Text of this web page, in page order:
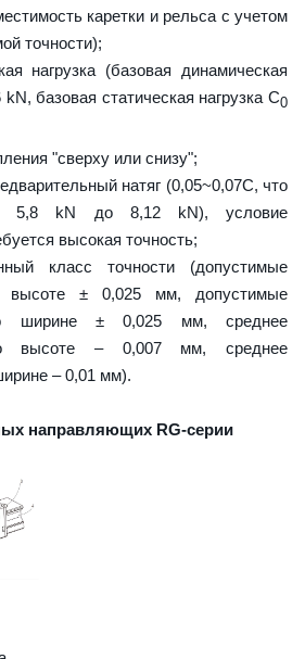
каретки и рельса с учетом
точности);
нагрузка (базовая динамическая
kN, базовая статическая нагрузка С0
"сверху или снизу";
натяг (0,05~0,07C, что
5,8 kN до 8,12 kN), условие
высокая точность;
класс точности (допустимые
высоте ± 0,025 мм, допустимые
ширине ± 0,025 мм, среднее
высоте – 0,007 мм, среднее
– 0,01 мм).
направляющих RG-серии